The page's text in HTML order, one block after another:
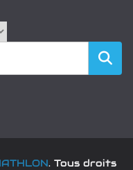
. Tous droits